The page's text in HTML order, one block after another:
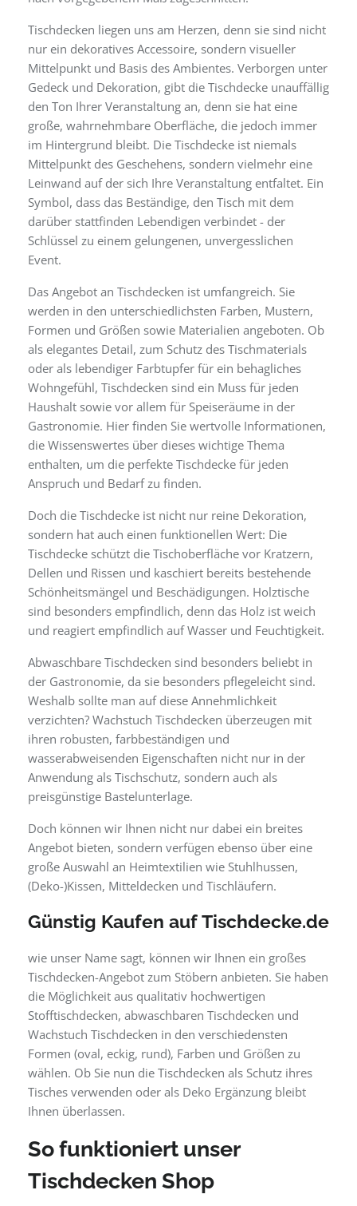
Tischdecken liegen uns am Herzen, denn sie sind nicht
nur ein dekoratives Accessoire, sondern visueller
Mittelpunkt und Basis des Ambientes. Verborgen unter
Gedeck und Dekoration, gibt die Tischdecke unauffällig
den Ton Ihrer Veranstaltung an, denn sie hat eine
große, wahrnehmbare Oberfläche, die jedoch immer
im Hintergrund bleibt. Die Tischdecke ist niemals
Mittelpunkt des Geschehens, sondern vielmehr eine
Leinwand auf der sich Ihre Veranstaltung entfaltet. Ein
Symbol, dass das Beständige, den Tisch mit dem
darüber stattfinden Lebendigen verbindet - der
Schlüssel zu einem gelungenen, unvergesslichen
Event.
Das Angebot an Tischdecken ist umfangreich. Sie
werden in den unterschiedlichsten Farben, Mustern,
Formen und Größen sowie Materialien angeboten. Ob
als elegantes Detail, zum Schutz des Tischmaterials
oder als lebendiger Farbtupfer für ein behagliches
Wohngefühl, Tischdecken sind ein Muss für jeden
Haushalt sowie vor allem für Speiseräume in der
Gastronomie. Hier finden Sie wertvolle Informationen,
die Wissenswertes über dieses wichtige Thema
enthalten, um die perfekte Tischdecke für jeden
Anspruch und Bedarf zu finden.
Doch die Tischdecke ist nicht nur reine Dekoration,
sondern hat auch einen funktionellen Wert: Die
Tischdecke schützt die Tischoberfläche vor Kratzern,
Dellen und Rissen und kaschiert bereits bestehende
Schönheitsmängel und Beschädigungen. Holztische
sind besonders empfindlich, denn das Holz ist weich
und reagiert empfindlich auf Wasser und Feuchtigkeit.
Abwaschbare Tischdecken sind besonders beliebt in
der Gastronomie, da sie besonders pflegeleicht sind.
Weshalb sollte man auf diese Annehmlichkeit
verzichten? Wachstuch Tischdecken überzeugen mit
ihren robusten, farbbeständigen und
wasserabweisenden Eigenschaften nicht nur in der
Anwendung als Tischschutz, sondern auch als
preisgünstige Bastelunterlage.
Doch können wir Ihnen nicht nur dabei ein breites
Angebot bieten, sondern verfügen ebenso über eine
große Auswahl an Heimtextilien wie Stuhlhussen,
(Deko-)Kissen, Mitteldecken und Tischläufern.
Günstig Kaufen auf Tischdecke.de
wie unser Name sagt, können wir Ihnen ein großes
Tischdecken-Angebot zum Stöbern anbieten. Sie haben
die Möglichkeit aus qualitativ hochwertigen
Stofftischdecken, abwaschbaren Tischdecken und
Wachstuch Tischdecken in den verschiedensten
Formen (oval, eckig, rund), Farben und Größen zu
wählen. Ob Sie nun die Tischdecken als Schutz ihres
Tisches verwenden oder als Deko Ergänzung bleibt
Ihnen überlassen.
So funktioniert unser
Tischdecken Shop